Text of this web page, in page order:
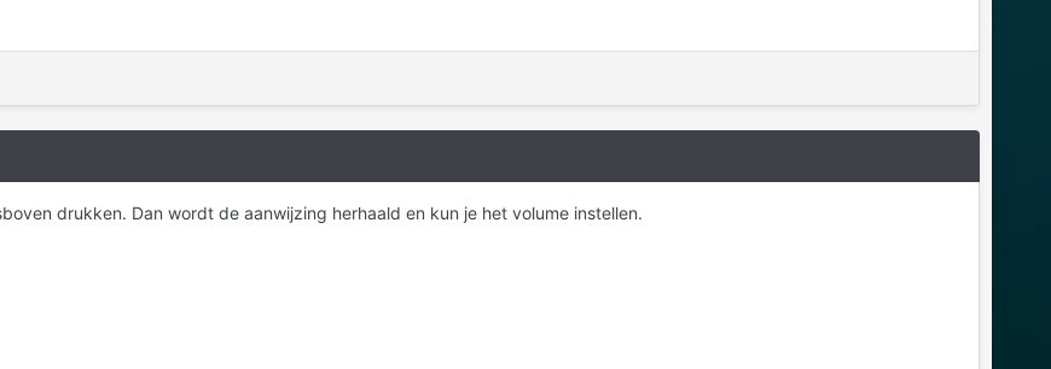
drukken. Dan wordt de aanwijzing herhaald en kun je het volume instellen.